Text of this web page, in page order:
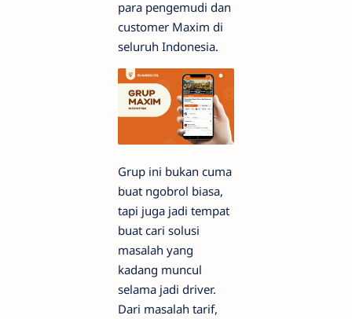
para pengemudi dan
customer Maxim di
seluruh Indonesia.
Grup ini bukan cuma
buat ngobrol biasa,
tapi juga jadi tempat
buat cari solusi
masalah yang
kadang muncul
selama jadi driver.
Dari masalah tarif,